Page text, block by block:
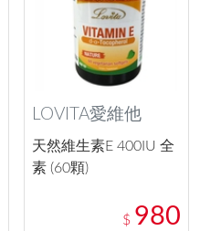
LOVITA愛維他
天然維生素E 400IU 全
素 (60顆)
$ 980